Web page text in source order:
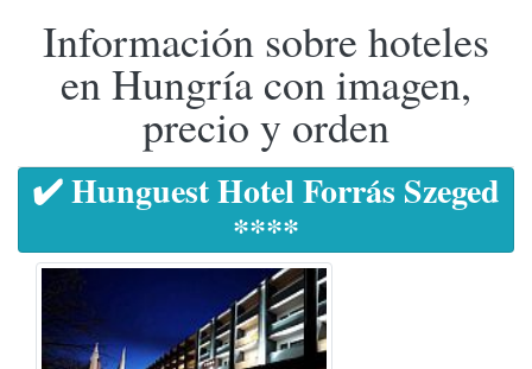
Información sobre hoteles
en Hungría con imagen,
precio y orden
✔️ Hunguest Hotel Forrás Szeged
****